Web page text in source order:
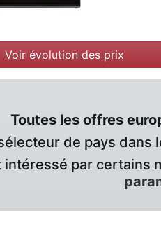
Voir évolution des prix
Toutes les offres
de pays dans
intéressé par certains